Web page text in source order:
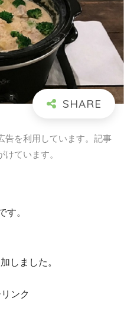
を利用しています。記事
ています。
す。
しました。
ンク